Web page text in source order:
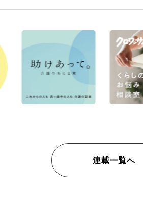
連載一覧へ